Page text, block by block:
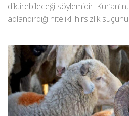
diktirebileceği söylemidir.
adlandırdığı nitelikli hırsızlık